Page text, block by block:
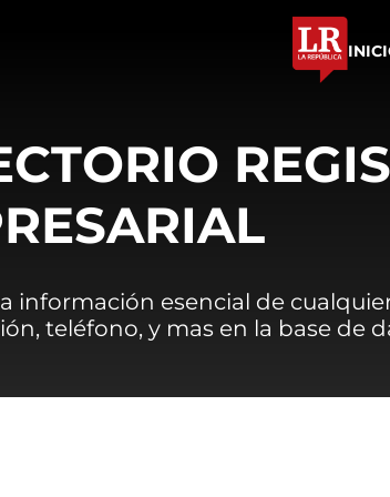
información esencial de
teléfono, y mas en la base de